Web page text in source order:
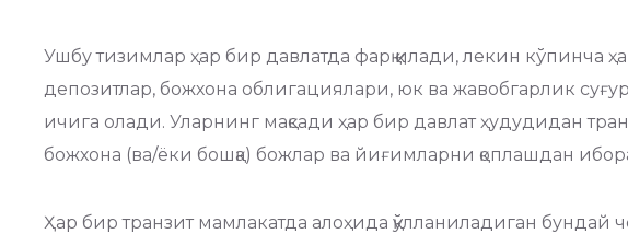
Ушбу тизимлар ҳар бир давлатда фарқ қилади, лекин кўпинча
депозитлар, божхона облигациялари, юк ва жавобгарлик
ичига олади. Уларнинг мақсади ҳар бир давлат ҳудудидан
божхона (ва/ёки бошқа) божлар ва йиғимларни қоплашдан
Ҳар бир транзит мамлакатда алоҳида қўлланиладиган